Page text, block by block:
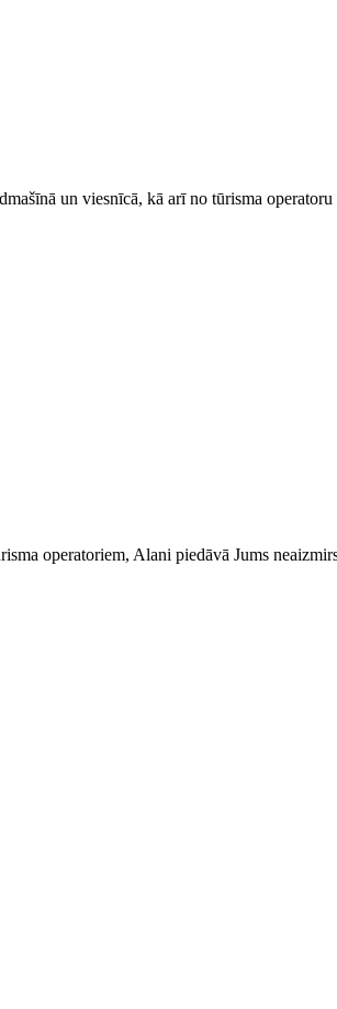
un viesnīcā, kā arī no tūrisma
operatoriem, Alani piedāvā Jums